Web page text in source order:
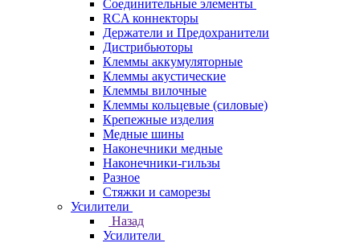
Соединительные элементы
RCA коннекторы
Держатели и Предохранители
Дистрибьюторы
Клеммы аккумуляторные
Клеммы акустические
Клеммы вилочные
Клеммы кольцевые (силовые)
Крепежные изделия
Медные шины
Наконечники медные
Наконечники-гильзы
Разное
Стяжки и саморезы
Усилители
Назад
Усилители